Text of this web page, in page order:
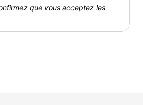
que vous acceptez les